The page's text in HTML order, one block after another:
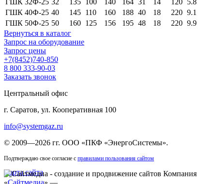
ГШК 32Ф-25 32 135 100 140 164 31 14 120 5.8
ГШК 40Ф-25 40 145 110 160 188 40 18 220 9.1
ГШК 50Ф-25 50 160 125 156 195 48 18 220 9.9
Вернуться в каталог
Запрос на оборудование
Запрос цены
+7(8452)740-850
8 800 333-90-03
Заказать звонок
Центральный офис
г. Саратов, ул. Кооперативная 100
info@systemgaz.ru
© 2009—2026 гг. ООО «ПКФ «ЭнергоСистемы».
Подтверждаю свое согласие с правилами пользования сайтом
Карта сайта
Компания
«Сайтмедиа» —